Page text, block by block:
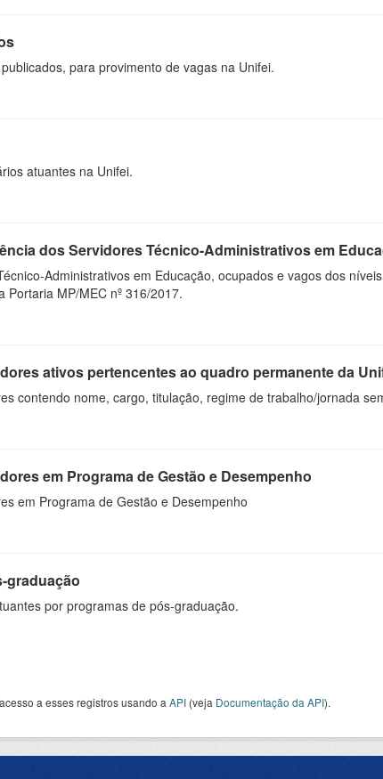
para provimento de vagas na Unifei.
atuantes na Unifei.
dos Servidores Técnico-Administrativos em
Administrativos em Educação, ocupados e vagos dos níveis
Portaria MP/MEC nº 316/2017.
ativos pertencentes ao quadro permanente da
contendo nome, cargo, titulação, regime de trabalho/jornada
em Programa de Gestão e Desempenho
em Programa de Gestão e Desempenho
graduação
por programas de pós-graduação.
a esses registros usando a API (veja Documentação da API).